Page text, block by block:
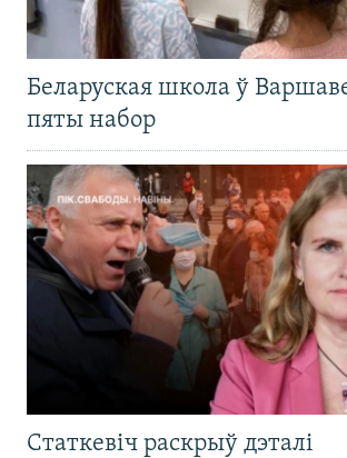
Беларуская школа ў
пяты набор
Статкевіч раскрыў дэталі